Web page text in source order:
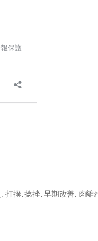
,打撲,捻挫,早期改善, 肉離